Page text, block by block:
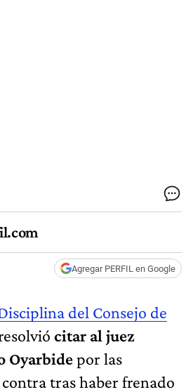
Agregar PERFIL en Google
del Consejo de
citar al juez
Oyarbidepor las
tras haber frenado